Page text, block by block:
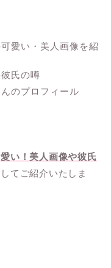
愛い・美人画像を紹
氏の噂
のプロフィール
い！美人画像や彼氏
てご紹介いたしま